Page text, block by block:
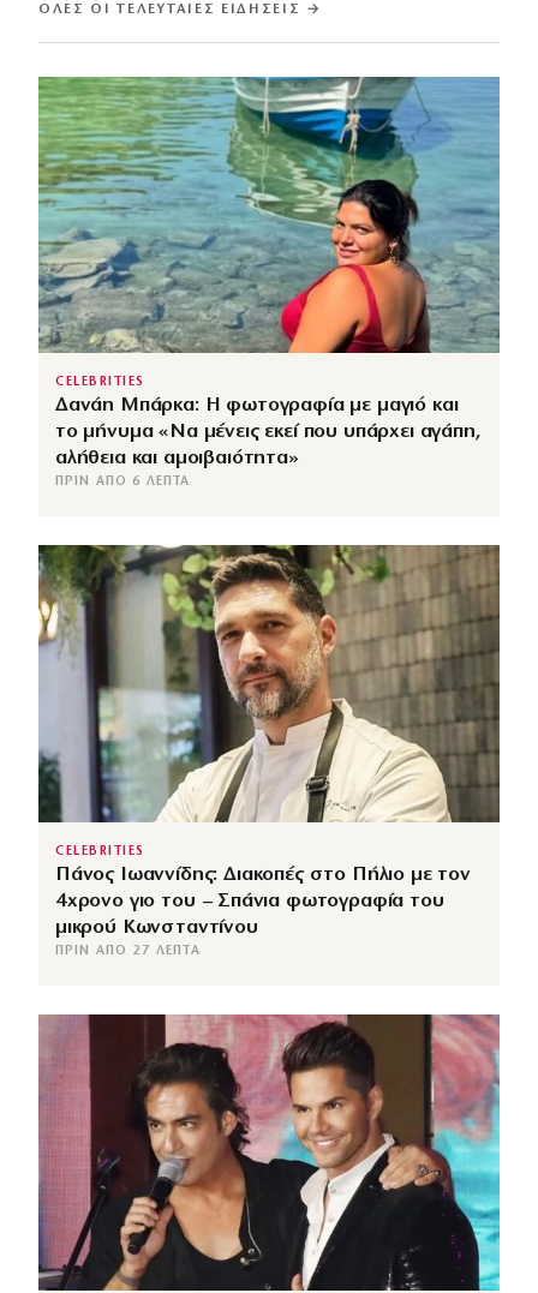
ΌΛΕΣ ΟΙ ΤΕΛΕΥΤΑΊΕΣ ΕΙΔΉΣΕΙΣ →
CELEBRITIES
Δανάη Μπάρκα: Η φωτογραφία με μαγιό και
το μήνυμα «Να μένεις εκεί που υπάρχει αγάπη,
αλήθεια και αμοιβαιότητα»
ΠΡΙΝ ΑΠΌ 6 ΛΕΠΤΆ
CELEBRITIES
Πάνος Ιωαννίδης: Διακοπές στο Πήλιο με τον
4χρονο γιο του – Σπάνια φωτογραφία του
μικρού Κωνσταντίνου
ΠΡΙΝ ΑΠΌ 27 ΛΕΠΤΆ